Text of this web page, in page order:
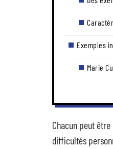
Exemples
Marie
Chacun peut
difficultés